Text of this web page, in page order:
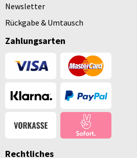
Newsletter
Rückgabe & Umtausch
Zahlungsarten
Rechtliches